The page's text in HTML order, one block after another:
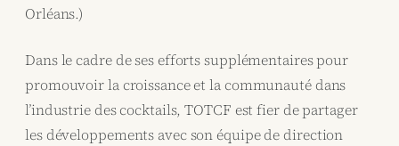
Orléans.)
Dans le cadre de ses efforts supplémentaires pour
promouvoir la croissance et la communauté dans
l’industrie des cocktails, TOTCF est fier de partager
les développements avec son équipe de direction